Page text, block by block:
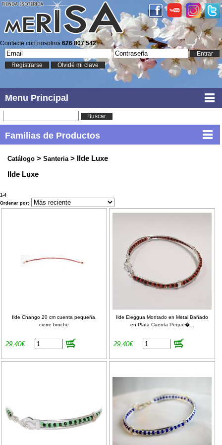
Contacte con nosotros 626 807 542
Entrar
Registrarse
Olvidé mi clave
Menu Principal
Buscar
Familias de Productos
Catálogo > Santeria > Ilde Luxe
Ilde Luxe
1-4
Ordenar por:
Ilde Chango 20 cm cuenta pequeña,
cierre broche
29,40€
Ilde Eleggua Montado en Metal Bañado
en Plata Cuenta Peque�...
29,40€